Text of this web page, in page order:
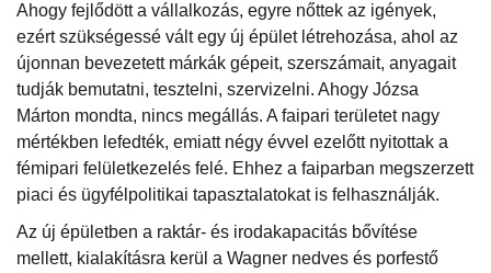
Ahogy fejlődött a vállalkozás, egyre nőttek az igények,
ezért szükségessé vált egy új épület létrehozása, ahol az
újonnan bevezetett márkák gépeit, szerszámait, anyagait
tudják bemutatni, tesztelni, szervizelni. Ahogy Józsa
Márton mondta, nincs megállás. A faipari területet nagy
mértékben lefedték, emiatt négy évvel ezelőtt nyitottak a
fémipari felületkezelés felé. Ehhez a faiparban megszerzett
piaci és ügyfélpolitikai tapasztalatokat is felhasználják.
Az új épületben a raktár- és irodakapacitás bővítése
mellett, kialakításra kerül a Wagner nedves és porfestő